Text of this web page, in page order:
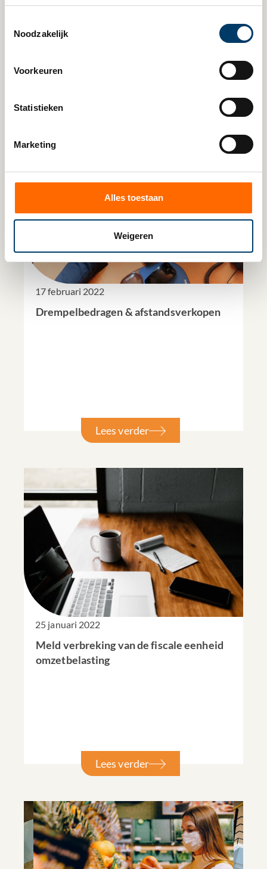
Noodzakelijk
Voorkeuren
Statistieken
Marketing
Alles toestaan
Weigeren
17 februari 2022
Drempelbedragen & afstandsverkopen
Lees verder
25 januari 2022
Meld verbreking van de fiscale eenheid
omzetbelasting
Lees verder